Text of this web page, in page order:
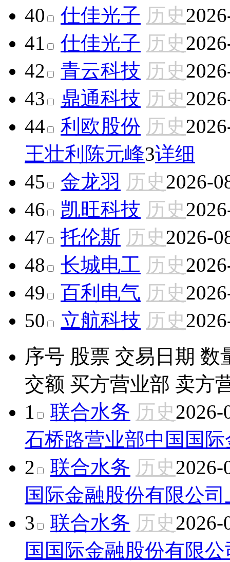
40 仕佳光子 历史
41
仕佳光子 历史
42
青云科技 历史
43
鼎通科技 历史
44
利欧股份 历史
王壮利 陈元峰3详细
45
金龙羽 历史2026-
46
凯旺科技 历史
47
托伦斯 历史2026-
48
长城电工 历史
49
百利电气 历史
50
立航科技 历史
序号 股票 交易日期 数
交额 买方营业部 卖方
1
联合水务 历史2026-
石桥路营业部中国国
2
联合水务 历史2026-
国际金融股份有限公
3
联合水务 历史2026-
国国际金融股份有限